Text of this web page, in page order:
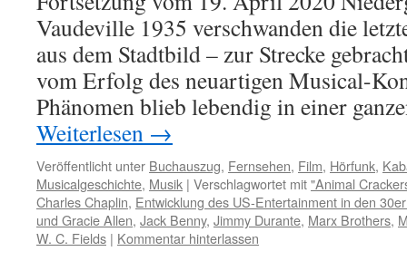
Vaudeville 1935 verschwanden die
aus dem Stadtbild – zur Strecke
vom Erfolg des neuartigen Musical-
Phänomen blieb lebendig in einer
Weiterlesen →
Veröffentlicht unter Buchauszug, Fernsehen, Film, Hörfunk,
Musicalgeschichte, Musik | Verschlagwortet mit"Animal
Charles Chaplin, Entwicklung des US-Entertainment in den
und Gracie Allen, Jack Benny, Jimmy Durante, Marx Brothers,
W. C. Fields | Kommentar hinterlassen